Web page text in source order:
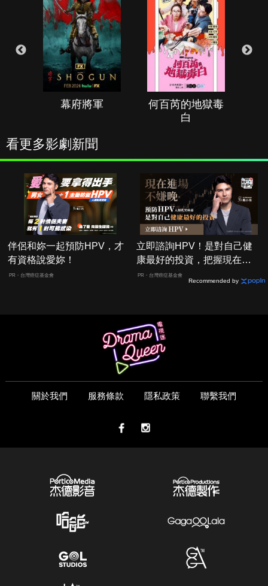
幕府將軍
何百芮的地獄毒
白
看更多影劇新聞
伴侶和妳一起預防HPV，才
有資格說愛妳！
PR・台灣癌症基金會
立即諮詢HPV！是對自己健
康最好的投資，把握現在不
嫌晚！
PR・台灣癌症基金會
Recommended by
關於我們 服務條款 隱私政策 聯繫我們